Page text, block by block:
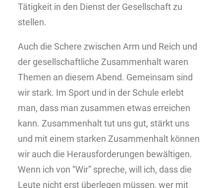
Tätigkeit in den Dienst der Gesellschaft zu
stellen.
Auch die Schere zwischen Arm und Reich und
der gesellschaftliche Zusammenhalt waren
Themen an diesem Abend. Gemeinsam sind
wir stark. Im Sport und in der Schule erlebt
man, dass man zusammen etwas erreichen
kann. Zusammenhalt tut uns gut, stärkt uns
und mit einem starken Zusammenhalt können
wir auch die Herausforderungen bewältigen.
Wenn ich von “Wir” spreche, will ich, dass die
Leute nicht erst überlegen müssen, wer mit